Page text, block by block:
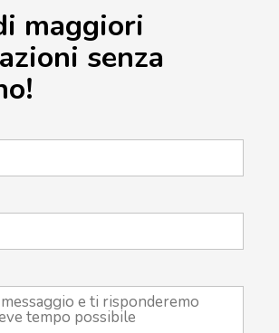
maggiori
senza